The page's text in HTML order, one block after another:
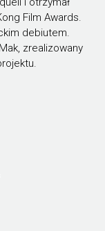
Film Awards.
debiutem.
zrealizowany